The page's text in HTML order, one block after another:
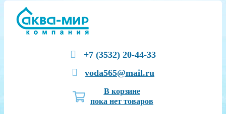
+7 (3532) 20-44-33
voda565@mail.ru
В корзине
пока нет товаров